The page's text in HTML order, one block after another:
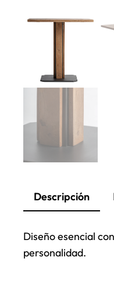
Descripción
Diseño esencial
personalidad.